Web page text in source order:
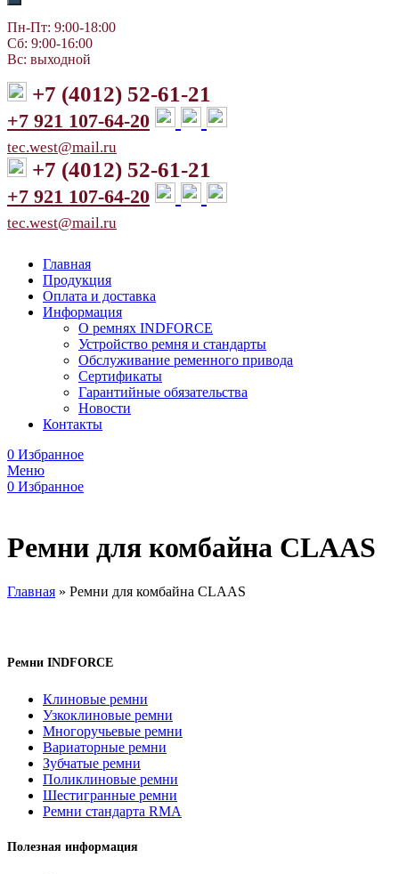
Пн-Пт: 9:00-18:00
Сб: 9:00-16:00
Вс: выходной
+7 (4012) 52-61-21
+7 921 107-64-20
tec.west@mail.ru
+7 (4012) 52-61-21
+7 921 107-64-20
tec.west@mail.ru
Главная
Продукция
Оплата и доставка
Информация
О ремнях INDFORCE
Устройство ремня и стандарты
Обслуживание ременного привода
Сертификаты
Гарантийные обязательства
Новости
Контакты
0 Избранное
Меню
0 Избранное
Ремни для комбайна CLAAS
Главная » Ремни для комбайна CLAAS
Ремни INDFORCE
Клиновые ремни
Узкоклиновые ремни
Многоручьевые ремни
Вариаторные ремни
Зубчатые ремни
Поликлиновые ремни
Шестигранные ремни
Ремни стандарта RMA
Полезная информация